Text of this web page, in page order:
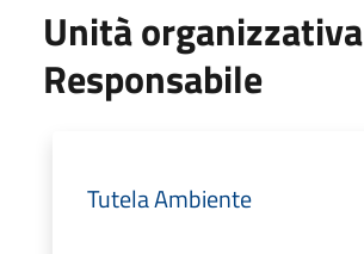
Unità organizzativa
Responsabile
Tutela Ambiente